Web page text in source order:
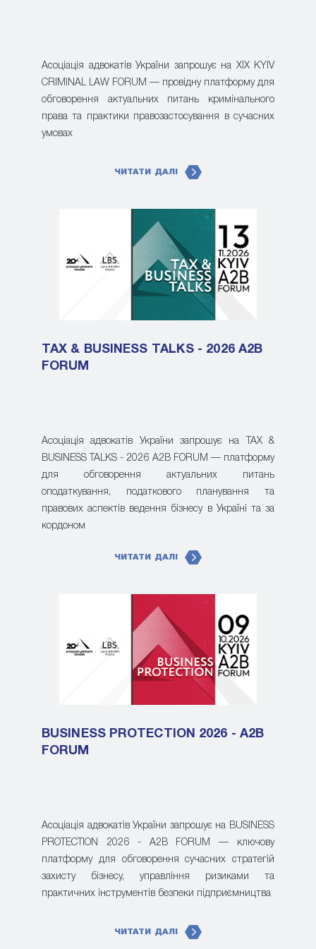
Асоціація адвокатів України запрошує на XIX KYIV
CRIMINAL LAW FORUM — провідну платформу для
обговорення актуальних питань кримінального
права та практики правозастосування в сучасних
умовах
ЧИТАТИ ДАЛІ
TAX & BUSINESS TALKS - 2026 A2B
FORUM
Асоціація адвокатів України запрошує на TAX &
BUSINESS TALKS - 2026 A2B FORUM — платформу
для обговорення актуальних питань
оподаткування, податкового планування та
правових аспектів ведення бізнесу в Україні та за
кордоном
ЧИТАТИ ДАЛІ
BUSINESS PROTECTION 2026 - A2B
FORUM
Асоціація адвокатів України запрошує на BUSINESS
PROTECTION 2026 - A2B FORUM — ключову
платформу для обговорення сучасних стратегій
захисту бізнесу, управління ризиками та
практичних інструментів безпеки підприємництва
ЧИТАТИ ДАЛІ